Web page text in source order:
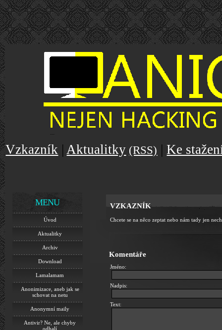
Vzkazník |Aktualitky (RSS) |Ke
MENU
Úvod
Aktualitky
Archiv
Download
Lamalamam
Anonimizace, aneb jak se
schovat na netu
Anonymní maily
Antivir? Ne, ale chyby
odhalí
VZKAZNÍK
Chcete se na něco zeptat nebo nám tady jen
Komentáře
Jméno:
Nadpis:
Text: